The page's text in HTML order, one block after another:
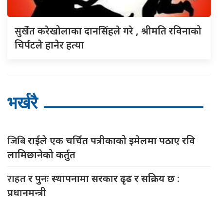
सुर्खेतकरेखोलाका दानसिंहले गरे , श्रीमति रविनाको
चिर्पटले हानेर हत्या
भर्खरै
जिबिराईले एक चर्चित पत्रीकाको इमेलमा पठाए रवि
लामिछानेको कर्तुत
राहतर पुनः स्थापनामा सरकार ढृढ र सक्रिय छ :
प्रधानमन्त्री